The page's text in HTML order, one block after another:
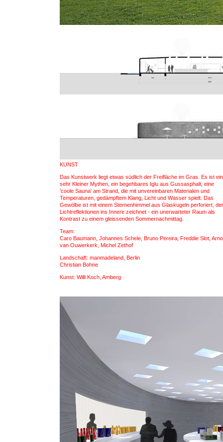
KUNST
Das Kunstwerk liegt etwas südlich der Freifläche im Gras. Es ist ein
sehr Kleiner Mythen, ein begehbares Iglu aus Gussasphalt, eine
'coole Sauna' am Strand, die mit unvereinbaren Materialen und
Temperaturen, gedämpftem Klang, Licht und Wasser spielt. Das
Gewölbe ist mit einem Sternenhimmel aus Glaskugeln perforiert, der
Lichtreflektionen ins Innere zeichnet - ein unerwarteter Raum als
Kontrast zu einem gleissenden Sommernachmittag.
Team:
Caro Baumann, Johannes Schele, Bruno Pereira, Freddie Slot,
van Ouwerkerk, Michel Zethof
Landschaft: manmadeland, Berlin
Christian Bohne
Kunst: Willi Koch, Amberg